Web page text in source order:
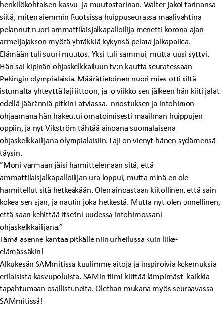
henkilökohtaisen kasvu- ja muutostarinan. Walter jakoi tarinansa
siitä, miten aiemmin Ruotsissa huippuseurassa maalivahtina
pelannut nuori ammattilaisjalkapalloilija menetti korona-ajan
armeijajakson myötä yhtäkkiä kykynsä pelata jalkapalloa.
Elämään tuli suuri muutos. Yksi tuli sammui, mutta uusi syttyi.
Hän sai kipinän ohjaskelkkailuun tv:n kautta seuratessaan
Pekingin olympialaisia. Määrätietoinen nuori mies otti siltä
istumalta yhteyttä lajiliittoon, ja jo viikko sen jälkeen hän kiiti jalat
edellä jääränniä pitkin Latviassa. Innostuksen ja intohimon
ohjaamana hän hakeutui omatoimisesti maailman huippujen
oppiin, ja nyt Vikström tähtää ainoana suomalaisena
ohjaskelkkailijana olympialaisiin. Laji on vienyt hänen sydämensä
täysin.
”Moni varmaan jäisi harmittelemaan sitä, että
ammattilaisjalkapalloilijan ura loppui, mutta minä en ole
harmitellut sitä hetkeäkään. Olen ainoastaan kiitollinen, että sain
kokea sen ajan, ja nautin joka hetkestä. Mutta nyt olen onnellinen,
että saan kehittää itseäni uudessa intohimossani
ohjaskelkkailijana.”
Tämä asenne kantaa pitkälle niin urheilussa kuin liike-
elämässäkin!
Alkukesän SAMmitissa kuulimme aitoja ja inspiroivia kokemuksia
erilaisista kasvupoluista. SAMin tiimi kiittää lämpimästi kaikkia
tapahtumaan osallistuneita. Olethan mukana myös seuraavassa
SAMmitissä!